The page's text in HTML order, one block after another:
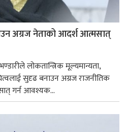
अग्रज नेताको आदर्श आत्मसात्
भण्डारीले लोकतान्त्रिक मूल्यमान्यता,
सुदृढ बनाउन अग्रज राजनीतिक
गर्न आवश्यक...